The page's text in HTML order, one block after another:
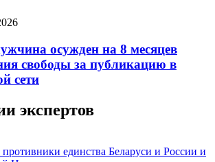
осужден на 8 месяцев
свободы за публикацию в
сети
экспертов
единства Беларуси и России и